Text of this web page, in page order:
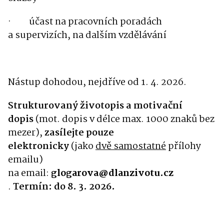
·
účast na pracovních poradách
a supervizích, na dalším vzdělávání
Nástup dohodou, nejdříve od 1. 4. 2026.
Strukturovaný životopis a motivační
dopis(mot. dopis v délce max. 1000 znaků bez
mezer),zasílejte pouze
elektronicky(jakodvě samostatnépřílohy
emailu)
na email: glogarova@dlanzivotu.cz
. Termín: do 8. 3. 2026.